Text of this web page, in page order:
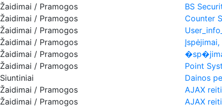
Žaidimai / Pramogos
BS
Žaidimai / Pramogos
Counter
Žaidimai / Pramogos
Žaidimai / Pramogos
Žaidimai / Pramogos
Žaidimai / Pramogos
Point
Siuntiniai
Dainos
Žaidimai / Pramogos
AJAX
Žaidimai / Pramogos
AJAX